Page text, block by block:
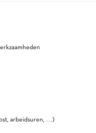
arbeidsuren, …)